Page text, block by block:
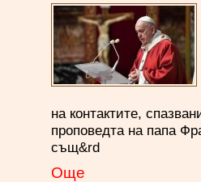
на контактите,
проповедта на папа
същ&rd
Oще